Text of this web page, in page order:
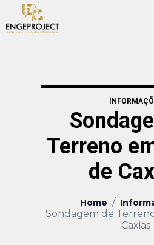
Terreno
de
Home /
Sondagem de
Caxias